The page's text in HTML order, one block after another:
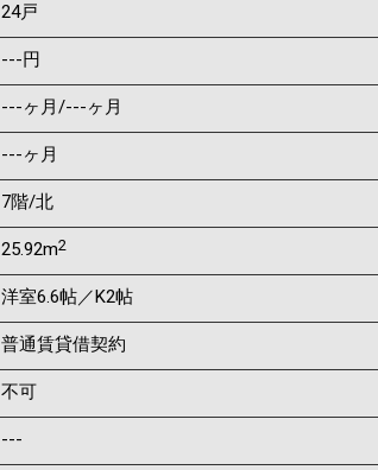
24戸
---円
---ヶ月/---ヶ月
---ヶ月
7階/北
25.92m2
洋室6.6帖／K2帖
普通賃貸借契約
不可
---